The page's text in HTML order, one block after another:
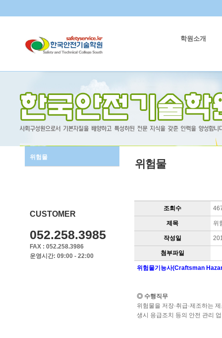
학원소개
위험물
CUSTOMER
052.258.3985
FAX : 052.258.3986
운영시간: 09:00 - 22:00
위험물
조회수
제목 위
작성일
첨부파일
위험물기능사(Craftsman
◎ 수행직무
위험물을 저장·취급·제조하는
생시 응급조치 등의 안전 관리